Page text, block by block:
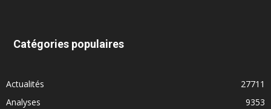
Catégories populaires
Actualités
27711
Analyses
9353